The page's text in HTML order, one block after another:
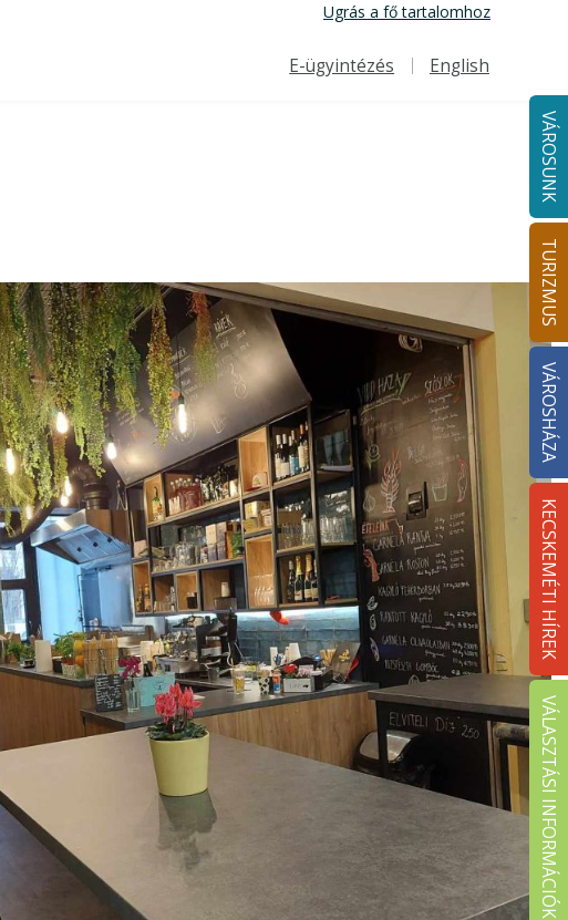
Ugrás a fő tartalomhoz
Felső navigáció
E-ügyintézés English
VÁROSUNK
TURIZMUS
VÁROSHÁZA
KECSKEMÉTI HÍREK
VÁLASZTÁSI INFORMÁCIÓK